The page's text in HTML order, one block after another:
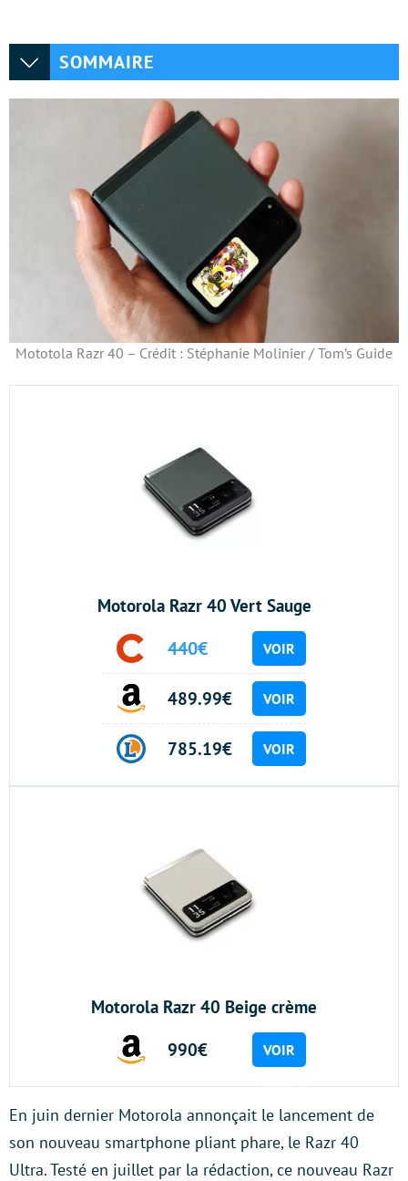
SOMMAIRE
Mototola Razr 40 – Crédit : Stéphanie Molinier / Tom’s Guide
Motorola Razr 40 Vert Sauge
440€ VOIR
489.99€ VOIR
785.19€ VOIR
Motorola Razr 40 Beige crème
990€
VOIR
En juin dernier Motorola annonçait le lancement de
son nouveau smartphone pliant phare, le Razr 40
Ultra. Testé en juillet par la rédaction, ce nouveau Razr